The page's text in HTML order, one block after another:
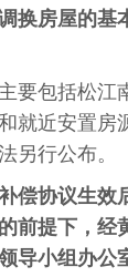
换房屋的基
要包括松江
就近安置房
另行公布。
偿协议生效
前提下，经
导小组办公